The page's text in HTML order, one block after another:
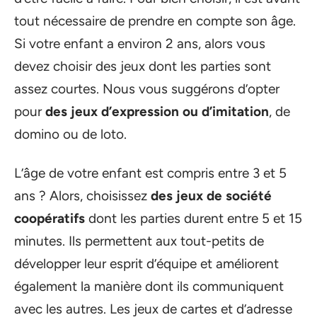
tout nécessaire de prendre en compte son âge.
Si votre enfant a environ 2 ans, alors vous
devez choisir des jeux dont les parties sont
assez courtes. Nous vous suggérons d’opter
pourdes jeux d’expression ou d’imitation, de
domino ou de loto.
L’âge de votre enfant est compris entre 3 et 5
ans ? Alors, choisissez des jeux de société
coopératifs dont les parties durent entre 5 et 15
minutes. Ils permettent aux tout-petits de
développer leur esprit d’équipe et améliorent
également la manière dont ils communiquent
avec les autres. Les jeux de cartes et d’adresse